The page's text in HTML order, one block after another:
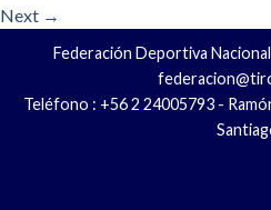
Next →
Federación Deportiva
Teléfono : +56 2 24005793 -